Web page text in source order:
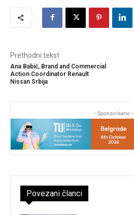
Prethodni tekst
Ana Babić, Brand and Commercial
Action Coordinator Renault
Nissan Srbija
- Sponzorisano -
Povezani članci